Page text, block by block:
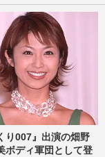
り007』出演の畑野
ボディ軍団として登